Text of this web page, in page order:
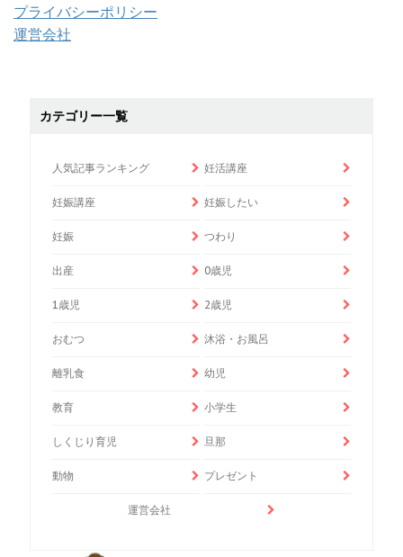
プライバシーポリシー
運営会社
カテゴリー一覧
人気記事ランキング 妊活講座
妊娠講座 妊娠したい
妊娠 つわり
出産 0歳児
1歳児 2歳児
おむつ 沐浴・お風呂
離乳食 幼児
教育 小学生
しくじり育児 旦那
動物 プレゼント
運営会社